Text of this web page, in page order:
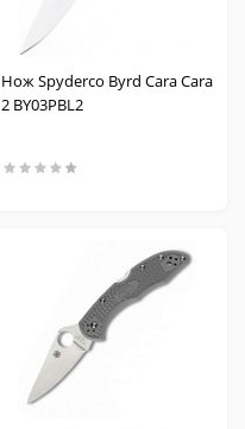
Нож Spyderco Byrd Cara Cara
2 BY03PBL2